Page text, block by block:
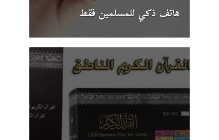
هاتف ذكي للمسلمين فقط